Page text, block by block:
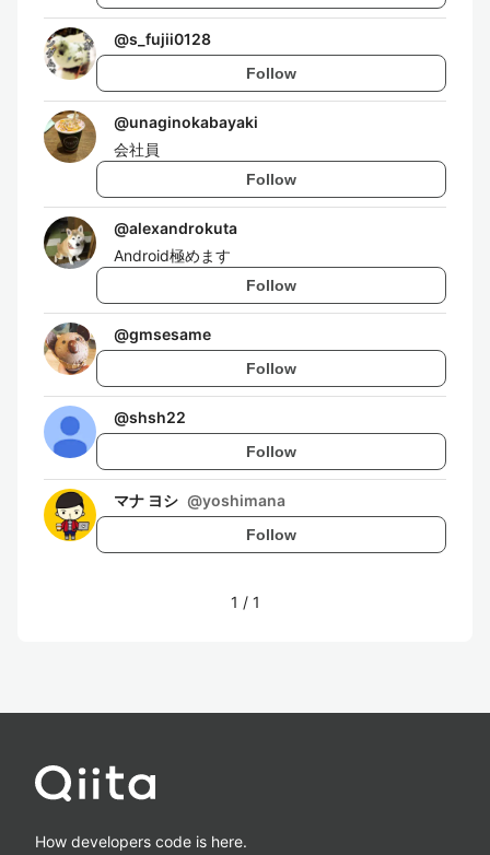
@s_fujii0128
Follow
@unaginokabayaki
会社員
Follow
@alexandrokuta
Android極めます
Follow
@gmsesame
Follow
@shsh22
Follow
マナ ヨシ @yoshimana
Follow
1 / 1
How developers code is here.